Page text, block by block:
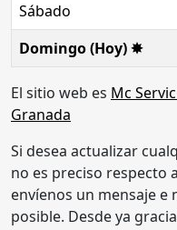
Sábado
Domingo (Hoy) ✸
El sitio web es Mc
Granada
Si desea actualizar
no es preciso respecto
envíenos un mensaje e
posible. Desde ya